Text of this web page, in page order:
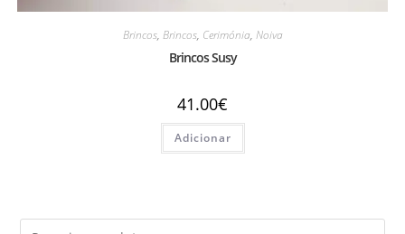
Brincos, Brincos, Cerimónia, Noiva
Brincos Susy
41.00€
Adicionar